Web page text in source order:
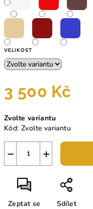
VELIKOST
3 500 Kč
cena:
Zvolte variantu
Kód: Zvolte variantu
+
−
Zeptat se Sdílet